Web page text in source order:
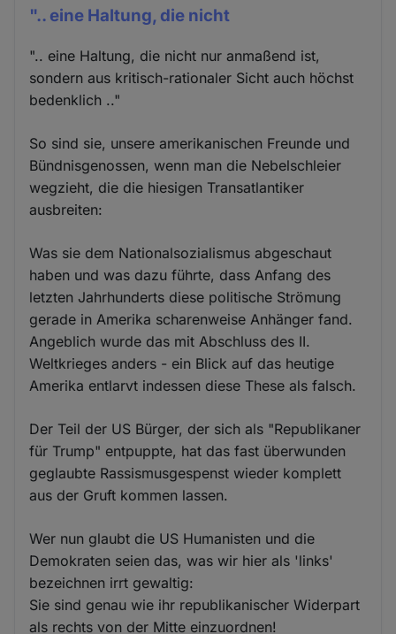
".. eine Haltung, die nicht
".. eine Haltung, die nicht nur anmaßend ist,
sondern aus kritisch-rationaler Sicht auch höchst
bedenklich .."
So sind sie, unsere amerikanischen Freunde und
Bündnisgenossen, wenn man die Nebelschleier
wegzieht, die die hiesigen Transatlantiker
ausbreiten:
Was sie dem Nationalsozialismus abgeschaut
haben und was dazu führte, dass Anfang des
letzten Jahrhunderts diese politische Strömung
gerade in Amerika scharenweise Anhänger fand.
Angeblich wurde das mit Abschluss des II.
Weltkrieges anders - ein Blick auf das heutige
Amerika entlarvt indessen diese These als falsch.
Der Teil der US Bürger, der sich als "Republikaner
für Trump" entpuppte, hat das fast überwunden
geglaubte Rassismusgespenst wieder komplett
aus der Gruft kommen lassen.
Wer nun glaubt die US Humanisten und die
Demokraten seien das, was wir hier als 'links'
bezeichnen irrt gewaltig:
Sie sind genau wie ihr republikanischer Widerpart
als rechts von der Mitte einzuordnen!